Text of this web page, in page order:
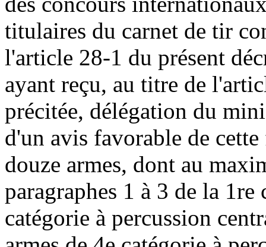
titulaires du carnet de tir
l'article 28-1 du présent
ayant reçu, au titre de
précitée, délégation du
d'un avis favorable de
douze armes, dont au
paragraphes 1 à 3 de la 1re
catégorie à percussion